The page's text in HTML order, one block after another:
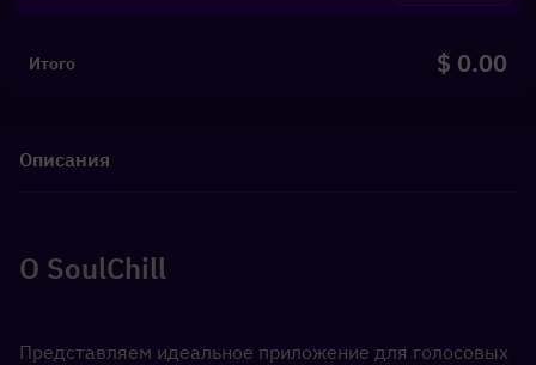
Итого $ 0.00
Описания
О SoulChill
Представляем идеальное приложение для голосовых